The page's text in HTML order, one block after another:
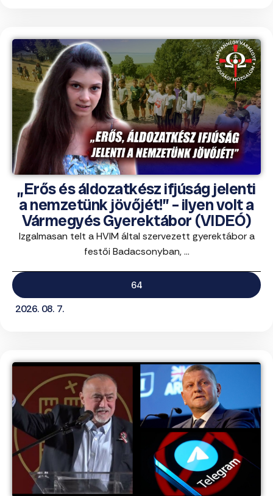
„Erős és áldozatkész ifjúság jelenti
a nemzetünk jövőjét!” – ilyen volt a
Vármegyés Gyerektábor (VIDEÓ)
Izgalmasan telt a HVIM által szervezett gyerektábor a
festői Badacsonyban, ...
64
2026. 08. 7.